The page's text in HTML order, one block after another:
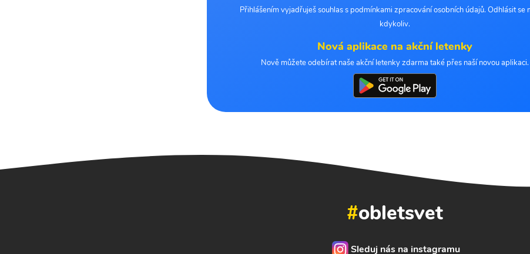
Přihlášením vyjadřuješ souhlas s podmínkami zpracování osobních údajů. Odhlásit se
kdykoliv.
Nová aplikace na akční letenky
Nově můžete odebírat naše akční letenky zdarma také přes naší novou aplikaci.
#obletsvet
Sleduj nás na instagramu